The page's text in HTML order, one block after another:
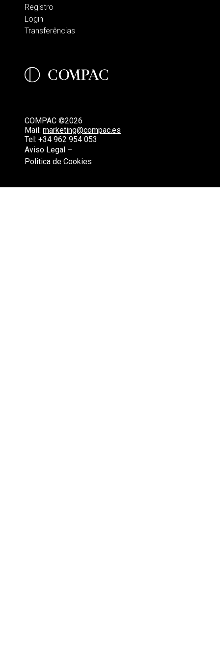
Registro
Login
Transferências
COMPAC ©2026
Mail: marketing@compac.es
Tel: +34 962 954 053
Aviso Legal –
Politica de Cookies